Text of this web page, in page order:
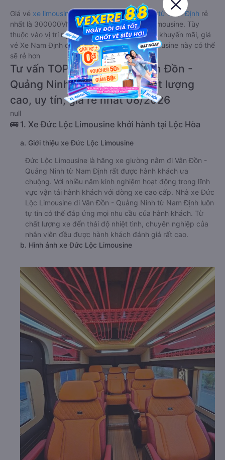
Giá vé xe limousine đi Vân Đồn - Quảng Ninh từ Nam Định rẻ
nhất là 300000VND của hãng xe Đức Lộc Limousine. Tùy
thuộc vào vị trí ngồi của bạn và chương trình khuyến mãi, giá
vé Xe Nam Định đi Vân Đồn - Quảng Ninh limousine này có thể
sẽ rẻ hơn
Tư vấn TOP 1 xe khách đi Vân Đồn -
Quảng Ninh từ Nam Định chất lượng
cao, uy tín, giá rẻ nhất 08/2026
null
🚌 1. Xe Đức Lộc Limousine khởi hành tại Lộc Hòa
a. Giới thiệu xe Đức Lộc Limousine
Đức Lộc Limousine là hãng xe giường nằm đi Vân Đồn -
Quảng Ninh từ Nam Định rất được hành khách ưa
chuộng. Với nhiều năm kinh nghiệm hoạt động trong lĩnh
vực vận tải hành khách với dòng xe cao cấp. Nhà xe Đức
Lộc Limousine đi Vân Đồn - Quảng Ninh từ Nam Định luôn
tự tin có thể đáp ứng mọi nhu cầu của hành khách. Từ
chất lượng xe đến thái độ nhiệt tình, chuyên nghiệp của
nhân viên đều được hành khách đánh giá rất cao.
b. Hình ảnh xe Đức Lộc Limousine